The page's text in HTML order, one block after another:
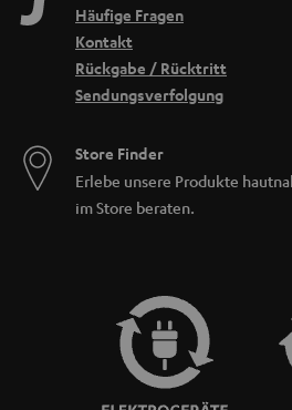
Häufige Fragen
Kontakt
Rückgabe / Rücktritt
Sendungsverfolgung
Store Finder
Erlebe unsere Produkte
im Store beraten.